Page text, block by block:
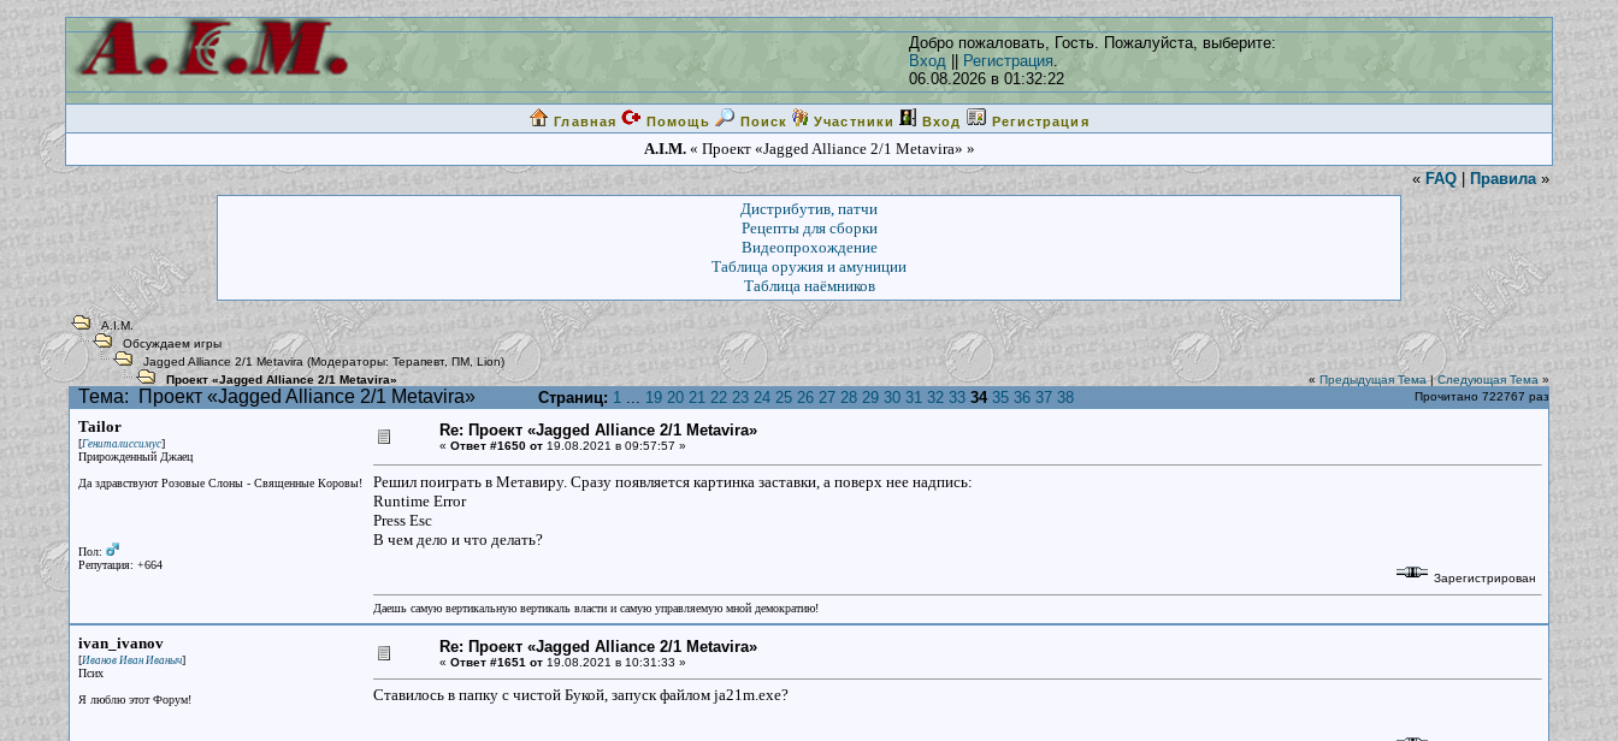
Добро пожаловать, Гость. Пожалуйста, выберите:
Вход
Регистрация.
06.08.2026 в 01:32:22
Главная Помощь Поиск Участники Вход Регистрация
A.I.M.« Проект «Jagged Alliance 2/1 Metavira» »
« FAQ | Правила »
Дистрибутив, патчи
Рецепты для сборки
Видеопрохождение
Таблица оружия и амуниции
Таблица наёмников
A.I.M.
Обсуждаем игры
Jagged Alliance 2/1 Metavira (Модераторы: Терапевт, ПМ Lion)
Проект «Jagged Alliance 2/1 Metavira»
« Предыдущая Тема|Следующая Тема »
Тема: Проект «Jagged Alliance 2/1 Metavira» Страниц: 1 ... 19 20 21 22 23 24 25 26 27 28 29 30 31 32 33 34 35 36 37 38 Прочитано 722767 раз
Tailor
[Гениталиссимус]
Прирожденный Джаец
Да здравствуют Розовые Слоны - Священные Коровы!
Пол:
Репутация: +664
Re: Проект «Jagged Alliance 2/1 Metavira»
« Ответ #1650 от 19.08.2021 в 09:57:57 »
Решил поиграть в Метавиру. Сразу появляется картинка заставки, а поверх нее надпись:
Runtime Error
Press Esc
В чем дело и что делать?
Зарегистрирован
Даешь самую вертикальную вертикаль власти и самую управляемую мной демократию!
ivan_ivanov
[Иванов Иван Иваныч]
Псих
Я люблю этот Форум!
Re: Проект «Jagged Alliance 2/1 Metavira»
« Ответ #1651 от 19.08.2021 в 10:31:33 »
Ставилось в папку с чистой Букой, запуск файлом ja21m.exe?